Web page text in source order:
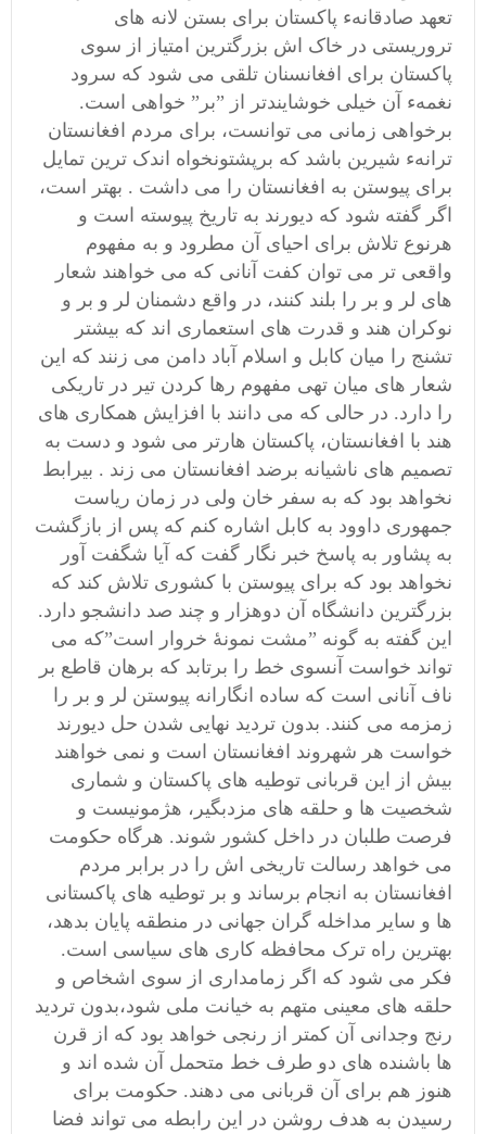
تعهد صادقانهء پاکستان برای بستن لانه های
تروریستی در خاک اش بزرگترین امتیاز از سوی
پاکستان برای افغانسنان تلقی می شود که سرود
نغمهء آن خیلی خوشایندتر از ”بر” خواهی است.
برخواهی زمانی می توانست، برای مردم افغانستان
ترانهء شیرین باشد که برپشتونخواه اندک ترین تمایل
برای پیوستن به افغانستان را می داشت . بهتر است،
اگر گفته شود که دیورند به تاریخ پیوسته است و
هرنوع تلاش برای احیای آن مطرود و به مفهوم
واقعی تر می توان کفت آنانی که می خواهند شعار
های لر و بر را بلند کنند، در واقع دشمنان لر و بر و
نوکران هند و قدرت های استعماری اند که بیشتر
تشنج را میان کابل و اسلام آباد دامن می زنند که این
شعار های میان تهی مفهوم رها کردن تیر در تاریکی
را دارد. در حالی که می دانند با افزایش همکاری های
هند با افغانستان، پاکستان هارتر می شود و دست به
تصمیم های ناشیانه برضد افغانستان می زند . بیرابط
نخواهد بود که به سفر خان ولی در زمان ریاست
جمهوری داوود به کابل اشاره کنم که پس از بازگشت
به پشاور به پاسخ خبر نگار گفت که آیا شگفت آور
نخواهد بود که برای پیوستن با کشوری تلاش کند که
بزرگترین دانشگاه آن دوهزار و چند صد دانشجو دارد.
این گفته به گونه ”مشت نمونۀ خروار است”که می
تواند خواست آنسوی خط را برتابد که برهان قاطع بر
ناف آنانی است که ساده انگارانه پیوستن لر و بر را
زمزمه می کنند. بدون تردید نهایی شدن حل دیورند
خواست هر شهروند افغانستان است و نمی خواهند
بیش از این قربانی توطیه های پاکستان و شماری
شخصیت ها و حلقه های مزدبگیر، هژمونیست و
فرصت طلبان در داخل کشور شوند. هرگاه حکومت
می خواهد رسالت تاریخی اش را در برابر مردم
افغانستان به انجام برساند و بر توطیه های پاکستانی
ها و سایر مداخله گران جهانی در منطقه پایان بدهد،
بهترین راه ترک محافظه کاری های سیاسی است.
فکر می شود که اگر زمامداری از سوی اشخاص و
حلقه های معینی متهم به خیانت ملی شود،بدون تردید
رنج وجدانی آن کمتر از رنجی خواهد بود که از قرن
ها باشنده های دو طرف خط متحمل آن شده اند و
هنوز هم برای آن قربانی می دهند. حکومت برای
رسیدن به هدف روشن در این رابطه می تواند فضا